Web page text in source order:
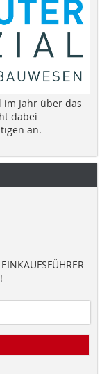
im Jahr über das
dabei
an.